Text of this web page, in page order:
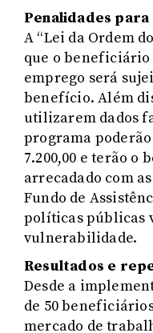
Penalidades
A “Lei da Ordem
que o beneficiário
emprego será
benefício. Além
utilizarem dados
programa
7.200,00 e terão o
arrecadado com
Fundo de
políticas públicas
vulnerabilidade.
Resultados e
Desde a
de 50
mercado de